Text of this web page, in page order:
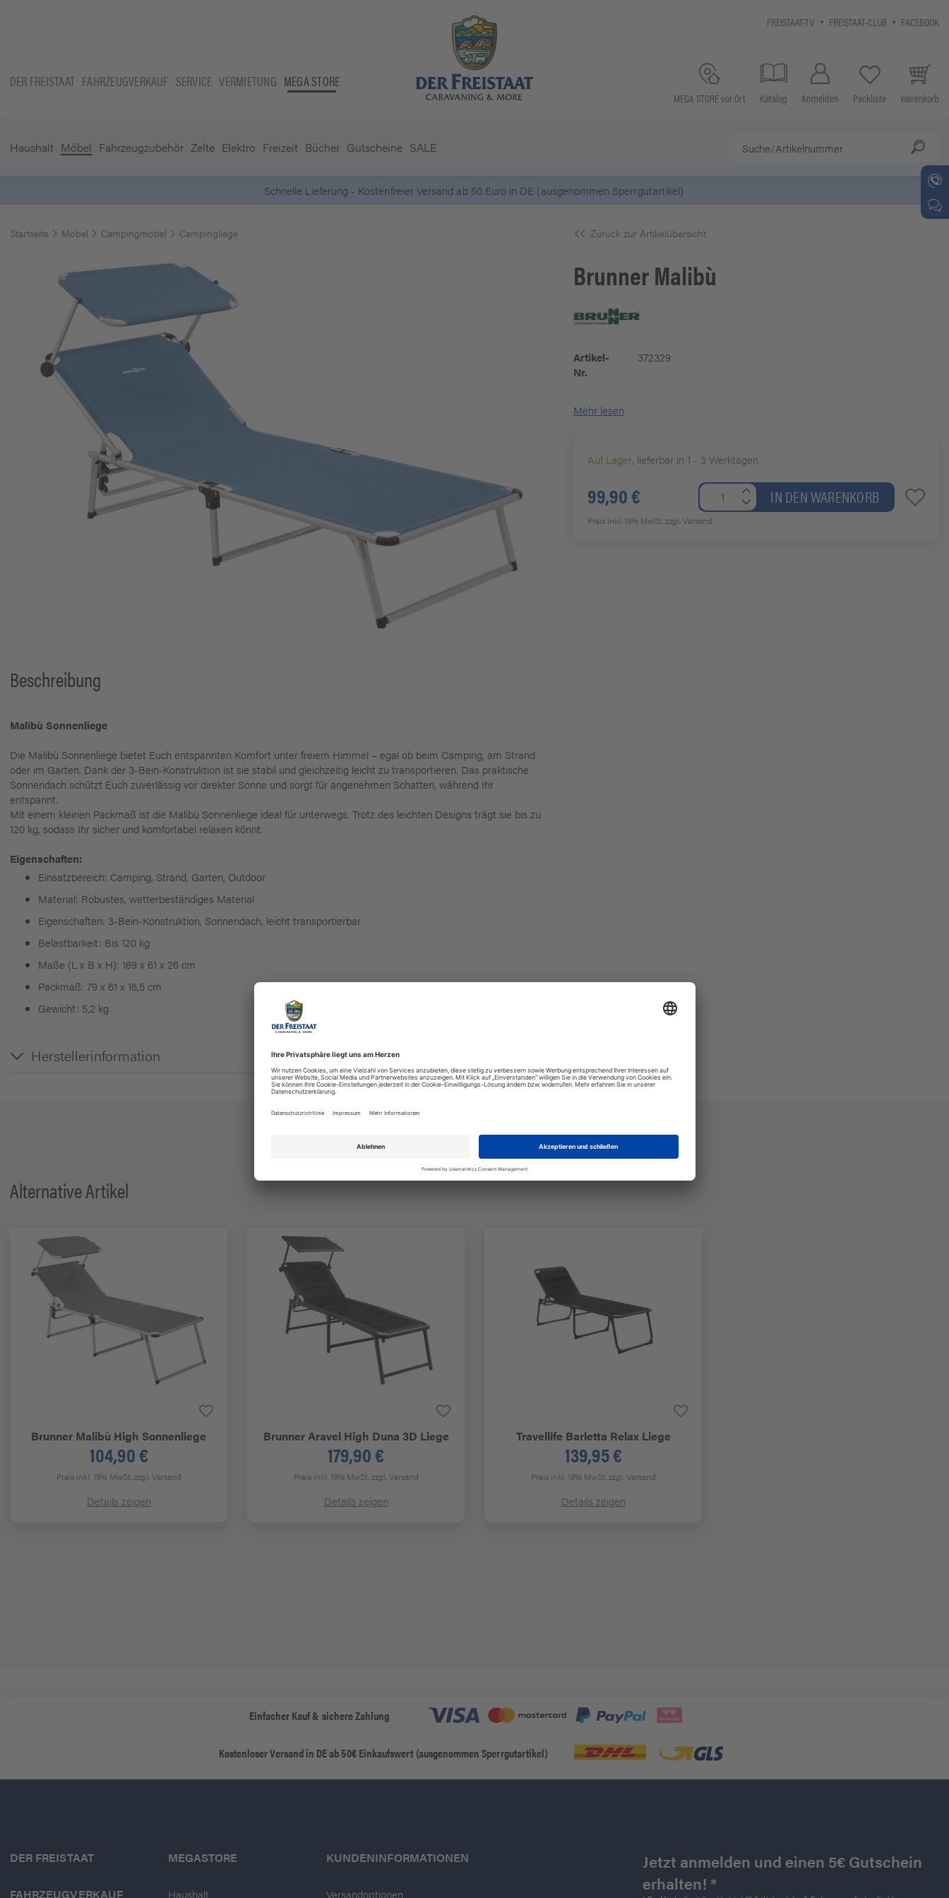
FREISTAAT-TV FREISTAAT-CLUB FACEBOOK
DER FREISTAAT FAHRZEUGVERKAUF SERVICE VERMIETUNG MEGA STORE
MEGA STORE vor Ort Katalog Anmelden Packliste Warenkorb
Haushalt Möbel Fahrzeugzubehör Zelte Elektro Freizeit Bücher Gutscheine SALE
5 Euro Gutschein* bei Newsletter-Anmeldung
Startseite Möbel Campingmöbel Campingliege Zurück zur Artikelübersicht
BrunnerMalibù
Artikel-
Nr.
372329
Mehr lesen
Auf Lager, lieferbar in 1 - 3 Werktagen
99,90 € IN DEN WARENKORB
Preis inkl. 19% MwSt.zzgl. Versand
Beschreibung
Malibù Sonnenliege
Die Malibù Sonnenliege bietet Euch entspannten Komfort unter freiem Himmel – egal ob beim Camping, am Strand
oder im Garten. Dank der 3-Bein-Konstruktion ist sie stabil und gleichzeitig leicht zu transportieren. Das praktische
Sonnendach schützt Euch zuverlässig vor direkter Sonne und sorgt für angenehmen Schatten, während Ihr
entspannt.
Mit einem kleinen Packmaß ist die Malibù Sonnenliege ideal für unterwegs. Trotz des leichten Designs trägt sie bis zu
120 kg, sodass Ihr sicher und komfortabel relaxen könnt.
Eigenschaften:
Einsatzbereich: Camping, Strand, Garten, Outdoor
Material: Robustes, wetterbeständiges Material
Eigenschaften: 3-Bein-Konstruktion, Sonnendach, leicht transportierbar
Belastbarkeit: Bis 120 kg
Maße (L x B x H): 189 x 61 x 26 cm
Packmaß: 79 x 61 x 16,5 cm
Gewicht: 5,2 kg
Herstellerinformation
Alternative Artikel
Brunner Malibù High Sonnenliege
104,90 €
Preis inkl. 19% MwSt.zzgl. Versand
Details zeigen
BrunnerAravel High Duna 3D Liege
179,90 €
Preis inkl. 19% MwSt.zzgl. Versand
Details zeigen
Travellife Barletta Relax Liege
139,95 €
Preis inkl. 19% MwSt.zzgl. Versand
Details zeigen
Einfacher Kauf & sichere Zahlung
Kostenloser Versand in DE ab 50€ Einkaufswert (ausgenommen Sperrgutartikel)
DER FREISTAAT
FAHRZEUGVERKAUF
MEGASTORE
Haushalt
KUNDENINFORMATIONEN
Versandoptionen
Jetzt anmelden und einen 5€ Gutschein
erhalten! *